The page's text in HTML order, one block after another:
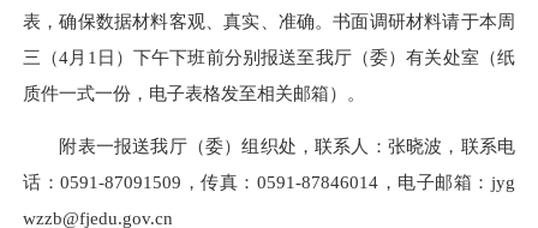
表，确保数据材料客观、真实、准确。书面调研材料请于本周
三（4月1日）下午下班前分别报送至我厅（委）有关处室（纸
质件一式一份，电子表格发至相关邮箱）。
附表一报送我厅（委）组织处，联系人：张晓波，联系电
话：0591-87091509，传真：0591-87846014，电子邮箱：jyg
wzzb@fjedu.gov.cn